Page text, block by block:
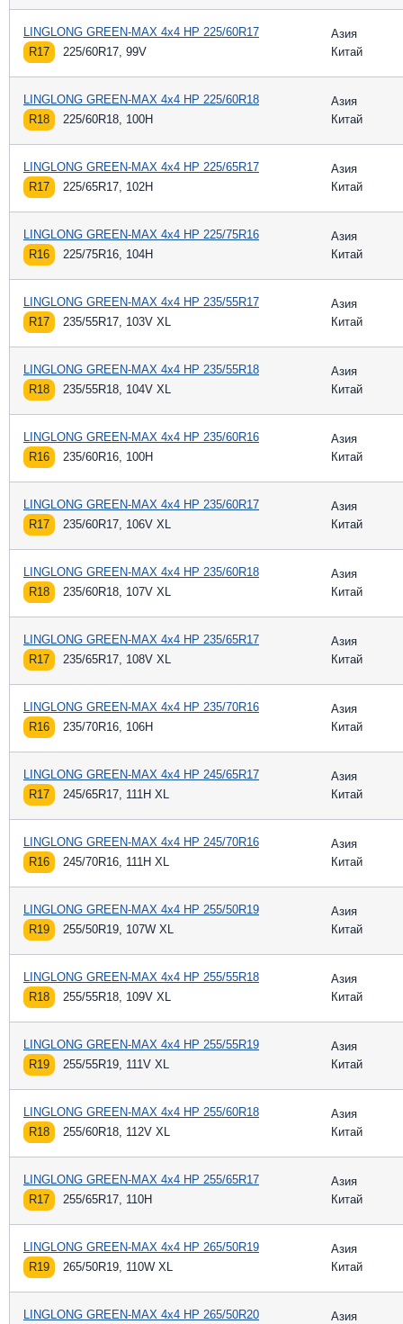
LINGLONG GREEN-MAX 4x4 HP 225/60R17
R17
225/60R17, 99V
Азия
Китай
LINGLONG GREEN-MAX 4x4 HP 225/60R18
R18
225/60R18, 100H
Азия
Китай
LINGLONG GREEN-MAX 4x4 HP 225/65R17
R17
225/65R17, 102H
Азия
Китай
LINGLONG GREEN-MAX 4x4 HP 225/75R16
R16
225/75R16, 104H
Азия
Китай
LINGLONG GREEN-MAX 4x4 HP 235/55R17
R17
235/55R17, 103V XL
Азия
Китай
LINGLONG GREEN-MAX 4x4 HP 235/55R18
R18
235/55R18, 104V XL
Азия
Китай
LINGLONG GREEN-MAX 4x4 HP 235/60R16
R16
235/60R16, 100H
Азия
Китай
LINGLONG GREEN-MAX 4x4 HP 235/60R17
R17
235/60R17, 106V XL
Азия
Китай
LINGLONG GREEN-MAX 4x4 HP 235/60R18
R18
235/60R18, 107V XL
Азия
Китай
LINGLONG GREEN-MAX 4x4 HP 235/65R17
R17
235/65R17, 108V XL
Азия
Китай
LINGLONG GREEN-MAX 4x4 HP 235/70R16
R16
235/70R16, 106H
Азия
Китай
LINGLONG GREEN-MAX 4x4 HP 245/65R17
R17
245/65R17, 111H XL
Азия
Китай
LINGLONG GREEN-MAX 4x4 HP 245/70R16
R16
245/70R16, 111H XL
Азия
Китай
LINGLONG GREEN-MAX 4x4 HP 255/50R19
R19
255/50R19, 107W XL
Азия
Китай
LINGLONG GREEN-MAX 4x4 HP 255/55R18
R18
255/55R18, 109V XL
Азия
Китай
LINGLONG GREEN-MAX 4x4 HP 255/55R19
R19
255/55R19, 111V XL
Азия
Китай
LINGLONG GREEN-MAX 4x4 HP 255/60R18
R18
255/60R18, 112V XL
Азия
Китай
LINGLONG GREEN-MAX 4x4 HP 255/65R17
R17
255/65R17, 110H
Азия
Китай
LINGLONG GREEN-MAX 4x4 HP 265/50R19
R19
265/50R19, 110W XL
Азия
Китай
LINGLONG GREEN-MAX 4x4 HP 265/50R20
Азия